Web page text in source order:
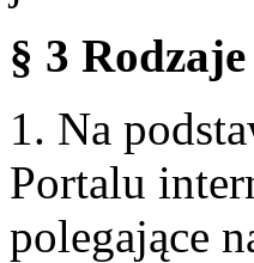
§ 3
1. Na
Portalu
polegające